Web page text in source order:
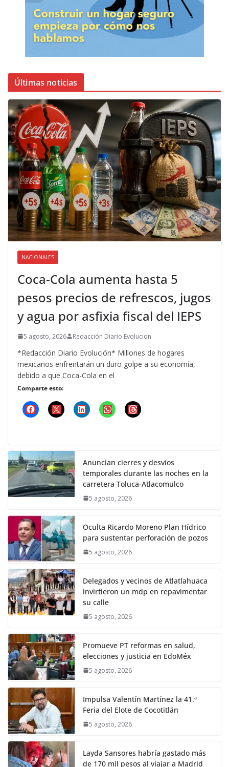
Últimas noticias
NACIONALES
Coca-Cola aumenta hasta 5
pesos precios de refrescos, jugos
y agua por asfixia fiscal del IEPS
5 agosto, 2026 Redacción Diario Evolucion
*Redacción Diario Evolución* Millones de hogares
mexicanos enfrentarán un duro golpe a su economía,
debido a que Coca-Cola en el
Comparte esto:
Anuncian cierres y desvíos
temporales durante las noches en la
carretera Toluca-Atlacomulco
5 agosto, 2026
Oculta Ricardo Moreno Plan Hídrico
para sustentar perforación de pozos
5 agosto, 2026
Delegados y vecinos de Atlatlahuaca
invirtieron un mdp en repavimentar
su calle
5 agosto, 2026
Promueve PT reformas en salud,
elecciones y justicia en EdoMéx
5 agosto, 2026
Impulsa Valentín Martínez la 41.ª
Feria del Elote de Cocotitlán
5 agosto, 2026
Layda Sansores habría gastado más
de 170 mil pesos al viajar a Madrid